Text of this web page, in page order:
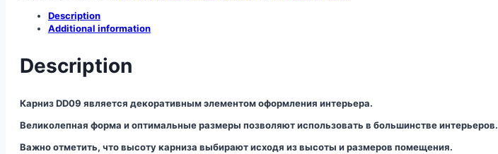
Description
Additional information
Description
Карниз DD09 является декоративным элементом оформления интерьера.
Великолепная форма и оптимальные размеры позволяют использовать в большинстве интерьеров.
Важно отметить, что высоту карниза выбирают исходя из высоты и размеров помещения.